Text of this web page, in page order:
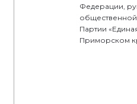
Федерации,
Партии
Приморском